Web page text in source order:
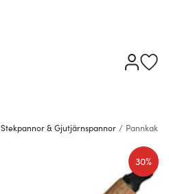
Stekpannor & Gjutjärnspannor /
30%